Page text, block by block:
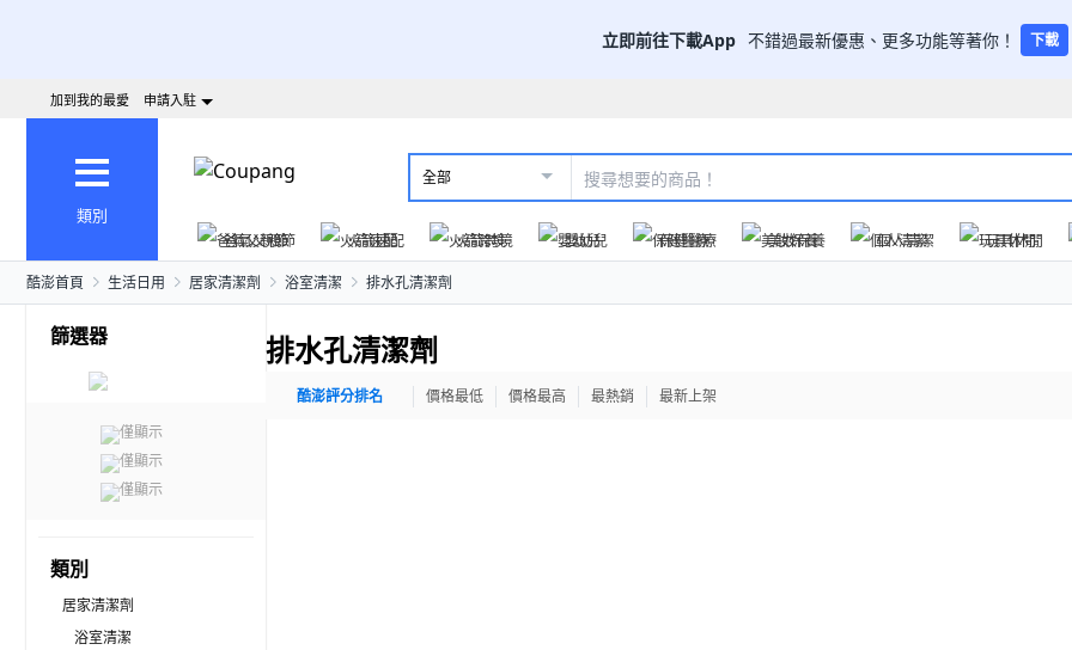
立即前往下載App 不錯過最新優惠、更多功能等著你！ 下載
加到我的最愛 申請入駐
類別
全部
爸氣父親節 火箭速配 火箭跨境 嬰幼兒 保健醫療 美妝保養 個人清潔 玩具休閒
酷澎首頁 生活日用 居家清潔劑 浴室清潔 排水孔清潔劑
篩選器
僅顯示
僅顯示
僅顯示
類別
居家清潔劑
浴室清潔
排水孔清潔劑
酷澎評分排名 價格最低 價格最高 最熱銷 最新上架